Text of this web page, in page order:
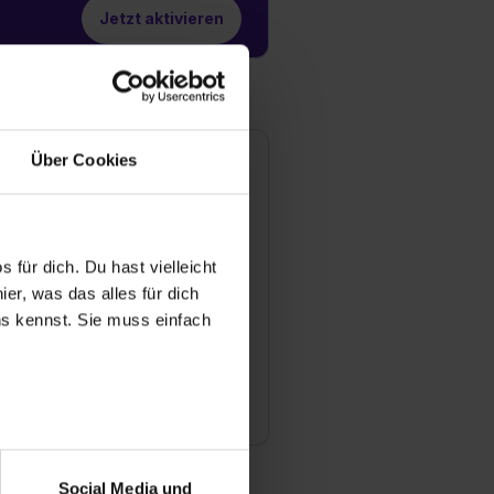
Über Cookies
für dich. Du hast vielleicht
was das alles für dich
kennst. Sie muss einfach
bei Benutzung der
zu analysieren
Social Media und
Jetzt aktivieren
Fashion GmbH
11
anzeigen